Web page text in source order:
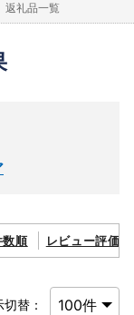
返礼品一覧
数順 レビュー評価順
替：